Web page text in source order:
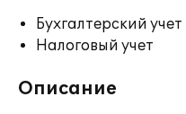
Бухгалтерский учет
Налоговый учет
Описание